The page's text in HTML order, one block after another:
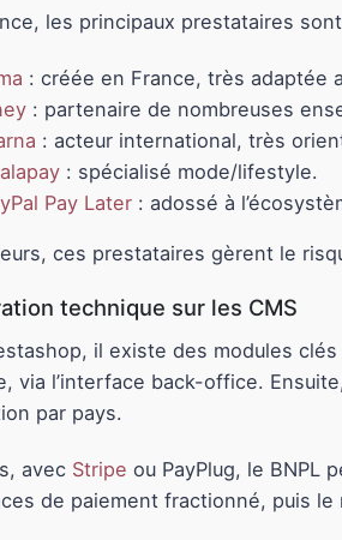
les principaux prestataires
: créée en France, très adaptée
: partenaire de nombreuses
: acteur international, très
: spécialisé mode/lifestyle.
Pay Later : adossé à
ces prestataires gèrent le
technique sur les CMS
il existe des modules
via l’interface back-office.
par pays.
avec Stripe ou PayPlug, le BNPL
de paiement fractionné, puis le